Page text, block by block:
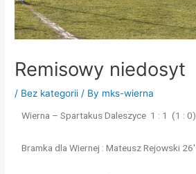
Remisowy niedosyt
/ Bez kategorii / By mks-wierna
Wierna – Spartakus Daleszyce 1 : 1 (1 : 0)
Bramka dla Wiernej : Mateusz Rejowski 26′